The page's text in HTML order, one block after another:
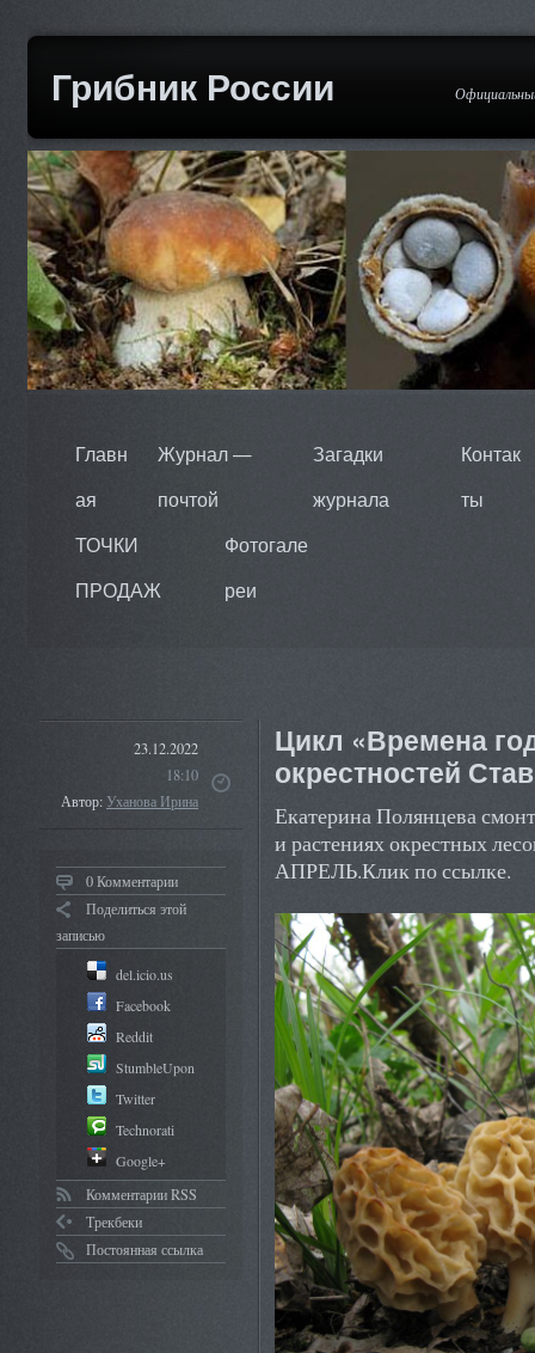
Грибник России
Главн
ая
Журнал —
почтой
Загадки
журнала
Контак
ты
ТОЧКИ
ПРОДАЖ
Фотогале
реи
23.12.2022
18:10
Автор: Уханова Ирина
0 Комментарии
Поделиться этой
записью
del.icio.us
Facebook
Reddit
StumbleUpon
Twitter
Technorati
Google+
Комментарии RSS
Трекбеки
Постоянная ссылка
Цикл «Времена
окрестностей
Екатерина Полянцева
и растениях окрестных
АПРЕЛЬ.Клик по ссылке.